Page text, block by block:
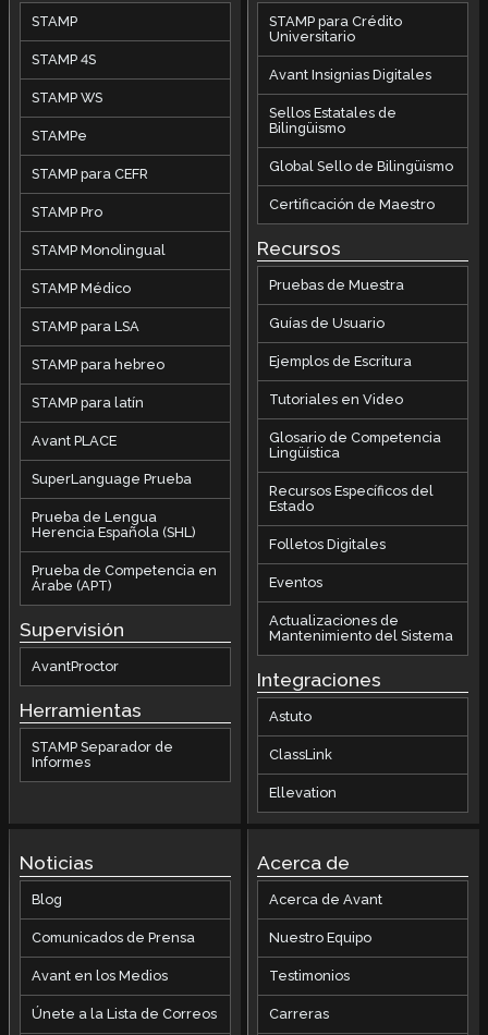
STAMP
STAMP 4S
STAMP WS
STAMPe
STAMP para CEFR
STAMP Pro
STAMP Monolingual
STAMP Médico
STAMP para LSA
STAMP para hebreo
STAMP para latín
Avant PLACE
SuperLanguage Prueba
Prueba de Lengua
Herencia Española (SHL)
Prueba de Competencia en
Árabe (APT)
Supervisión
AvantProctor
Herramientas
STAMP Separador de
Informes
STAMP para Crédito
Universitario
Avant Insignias Digitales
Sellos Estatales de
Bilingüismo
Global Sello de Bilingüismo
Certificación de Maestro
Recursos
Pruebas de Muestra
Guías de Usuario
Ejemplos de Escritura
Tutoriales en Video
Glosario de Competencia
Lingüística
Recursos Específicos del
Estado
Folletos Digitales
Eventos
Actualizaciones de
Mantenimiento del Sistema
Integraciones
Astuto
ClassLink
Ellevation
Noticias
Blog
Comunicados de Prensa
Avant en los Medios
Únete a la Lista de Correos
Acerca de
Acerca de Avant
Nuestro Equipo
Testimonios
Carreras